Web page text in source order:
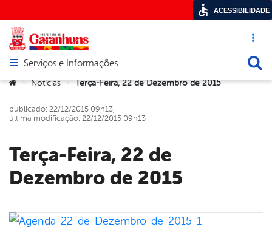
Acesso
Abrir menu principal de navegação
Serviços e Informações
Você está aqui:
> Notícias > Terça-Feira, 22 de Dezembro de 2015
Terça-Feira, 22 de
Dezembro de 2015
publicado: 22/12/2015 09h13,
última modificação: 22/12/2015 09h13
ACESSIBILIDADE